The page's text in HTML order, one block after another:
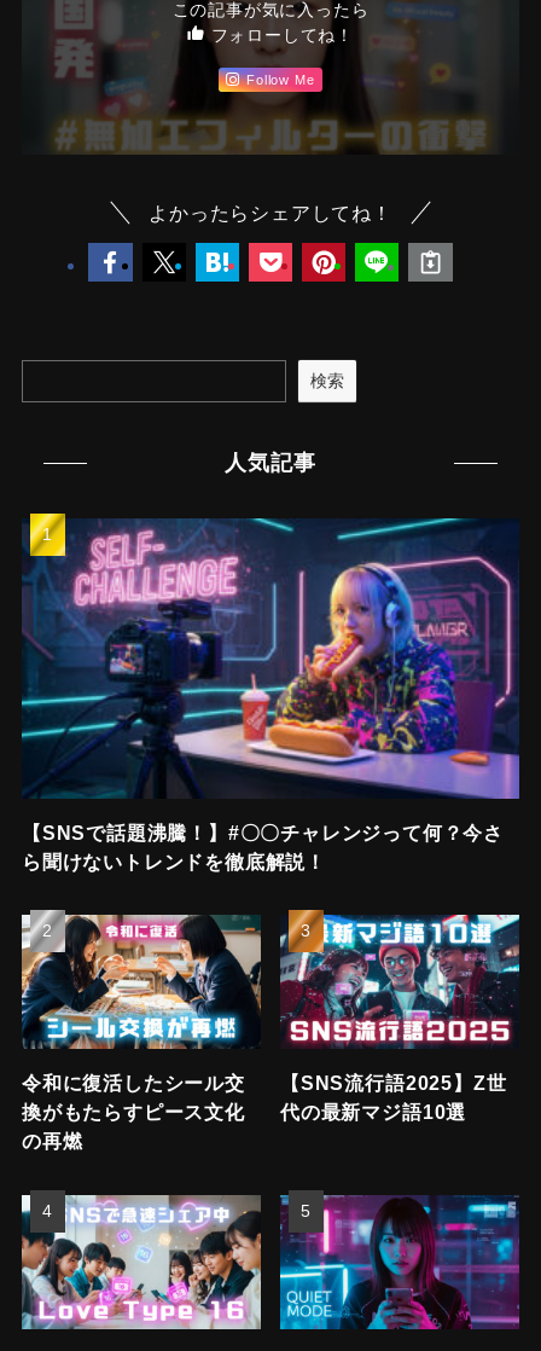
この記事が気に入ったら
フォローしてね！
Follow Me
よかったらシェアしてね！
検索
人気記事
【SNSで話題沸騰！】#〇〇チャレンジって何？今さ
ら聞けないトレンドを徹底解説！
令和に復活したシール交
換がもたらすピース文化
の再燃
【SNS流行語2025】Z世
代の最新マジ語10選